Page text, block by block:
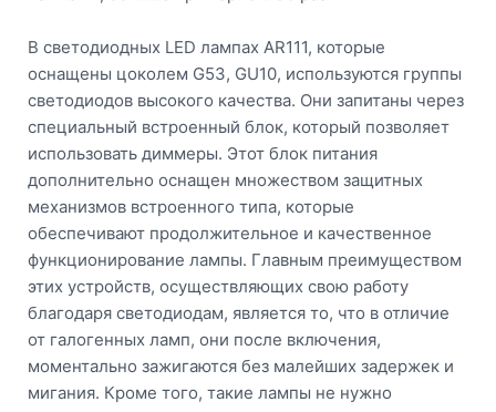
В светодиодных LED лампах AR111, которые
оснащены цоколем G53, GU10, используются группы
светодиодов высокого качества. Они запитаны через
специальный встроенный блок, который позволяет
использовать диммеры. Этот блок питания
дополнительно оснащен множеством защитных
механизмов встроенного типа, которые
обеспечивают продолжительное и качественное
функционирование лампы. Главным преимуществом
этих устройств, осуществляющих свою работу
благодаря светодиодам, является то, что в отличие
от галогенных ламп, они после включения,
моментально зажигаются без малейших задержек и
мигания. Кроме того, такие лампы не нужно